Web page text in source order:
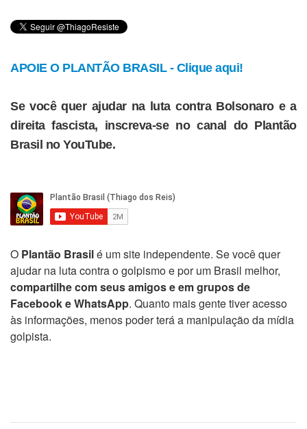
APOIE O PLANTÃO BRASIL - Clique aqui!
Se você quer ajudar na luta contra Bolsonaro e a
direita fascista, inscreva-se no canal do Plantão
Brasil no YouTube.
O Plantão Brasilé um site independente. Se você quer
ajudar na luta contra o golpismo e por um Brasil melhor,
compartilhe com seus amigos e em grupos de
Facebook e WhatsApp. Quanto mais gente tiver acesso
às informações, menos poder terá a manipulação da mídia
golpista.